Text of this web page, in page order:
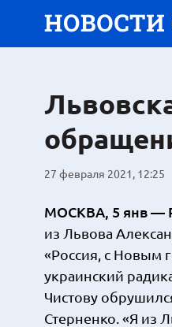
27 февраля 2021, 12:25
МОСКВА, 5 янв —
из Львова
«Россия, с Новым
украинский
Чистову
Стерненко. «Я из